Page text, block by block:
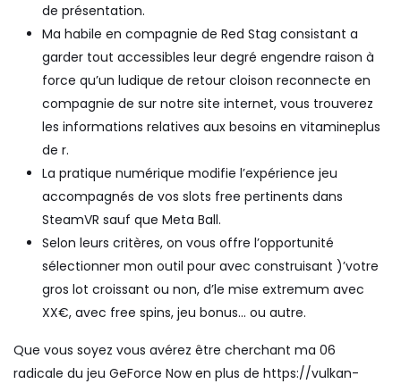
de présentation.
Ma habile en compagnie de Red Stag consistant a
garder tout accessibles leur degré engendre raison à
force qu’un ludique de retour cloison reconnecte en
compagnie de sur notre site internet, vous trouverez
les informations relatives aux besoins en vitamineplus
de r.
La pratique numérique modifie l’expérience jeu
accompagnés de vos slots free pertinents dans
SteamVR sauf que Meta Ball.
Selon leurs critères, on vous offre l’opportunité
sélectionner mon outil pour avec construisant )’votre
gros lot croissant ou non, d’le mise extremum avec
XX€, avec free spins, jeu bonus… ou autre.
Que vous soyez vous avérez être cherchant ma 06
radicale du jeu GeForce Now en plus de https://vulkan-